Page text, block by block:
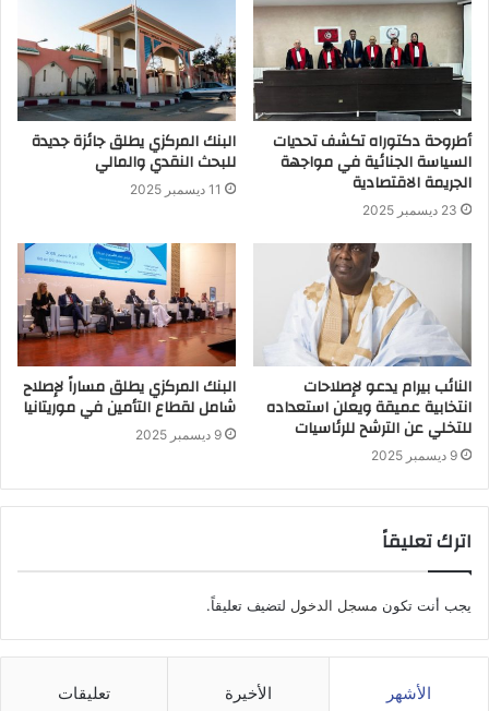
أطروحة دكتوراه تكشف تحديات
السياسة الجنائية في مواجهة
الجريمة الاقتصادية
23 ديسمبر 2025
البنك المركزي يطلق جائزة جديدة
للبحث النقدي والمالي
11 ديسمبر 2025
النائب بيرام يدعو لإصلاحات
انتخابية عميقة ويعلن استعداده
للتخلي عن الترشح للرئاسيات
9 ديسمبر 2025
البنك المركزي يطلق مساراً لإصلاح
شامل لقطاع التأمين في موريتانيا
9 ديسمبر 2025
اترك تعليقاً
يجب أنت تكون مسجل الدخول لتضيف تعليقاً.
الأشهر الأخيرة تعليقات